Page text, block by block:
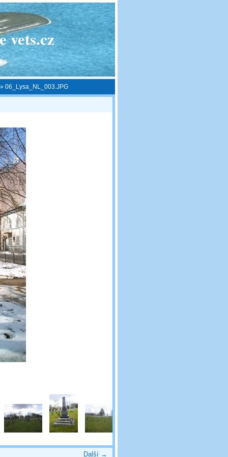
vets.cz
» 06_Lysa_NL_003.JPG
Další →